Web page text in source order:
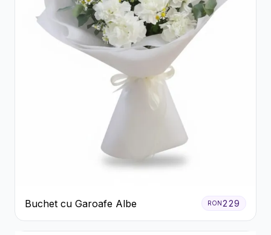
Buchet cu Garoafe Albe RON 229